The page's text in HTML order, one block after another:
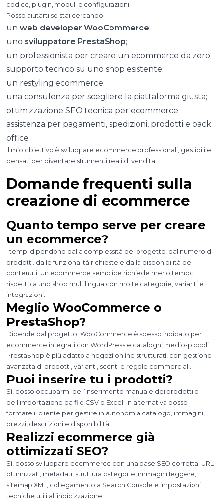
codice, plugin, moduli e configurazioni.
Posso aiutarti se stai cercando:
un web developer WooCommerce;
uno sviluppatore PrestaShop;
un professionista per creare un ecommerce da zero;
supporto tecnico su uno shop esistente;
un restyling ecommerce;
una consulenza per scegliere la piattaforma giusta;
ottimizzazione SEO tecnica per ecommerce;
assistenza per pagamenti, spedizioni, prodotti e back
office.
Il mio obiettivo è sviluppare ecommerce professionali, gestibili e
pensati per diventare strumenti reali di vendita.
Domande frequenti sulla
creazione di ecommerce
Quanto tempo serve per creare
un ecommerce?
I tempi dipendono dalla complessità del progetto, dal numero di
prodotti, dalle funzionalità richieste e dalla disponibilità dei
contenuti. Un ecommerce semplice richiede meno tempo
rispetto a uno shop multilingua con molte categorie, varianti e
integrazioni.
Meglio WooCommerce o
PrestaShop?
Dipende dal progetto. WooCommerce è spesso indicato per
ecommerce integrati con WordPress e cataloghi medio-piccoli.
PrestaShop è più adatto a negozi online strutturati, con gestione
avanzata di prodotti, varianti, sconti e regole commerciali.
Puoi inserire tu i prodotti?
Sì, posso occuparmi dell’inserimento manuale dei prodotti o
dell’importazione da file CSV o Excel. In alternativa posso
formare il cliente per gestire in autonomia catalogo, immagini,
prezzi, descrizioni e disponibilità.
Realizzi ecommerce già
ottimizzati SEO?
Sì, posso sviluppare ecommerce con una base SEO corretta: URL
ottimizzati, metadati, struttura categorie, immagini leggere,
sitemap XML, collegamento a Search Console e impostazioni
tecniche utili all’indicizzazione.